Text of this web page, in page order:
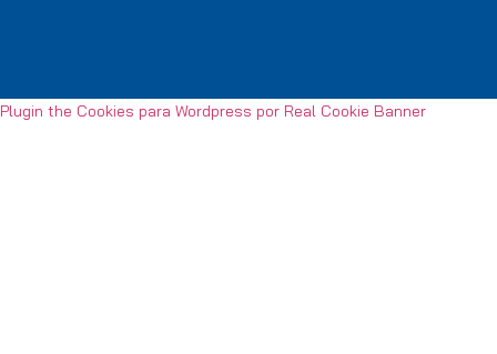
Plugin the Cookies para Wordpress por Real Cookie Banner